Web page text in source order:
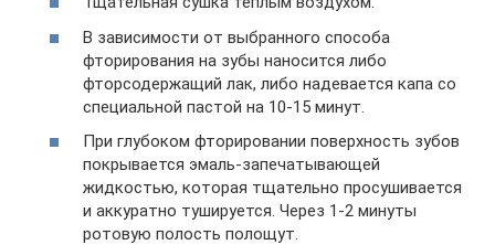
В зависимости от выбранного способа
фторирования на зубы наносится либо
фторсодержащий лак, либо надевается капа со
специальной пастой на 10-15 минут.
При глубоком фторировании поверхность зубов
покрывается эмаль-запечатывающей
жидкостью, которая тщательно просушивается
и аккуратно тушируется. Через 1-2 минуты
ротовую полость полощут.